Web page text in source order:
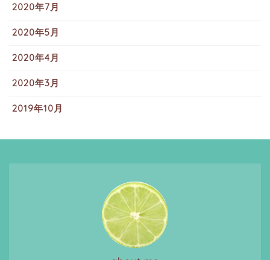
2020年7月
2020年5月
2020年4月
2020年3月
2019年10月